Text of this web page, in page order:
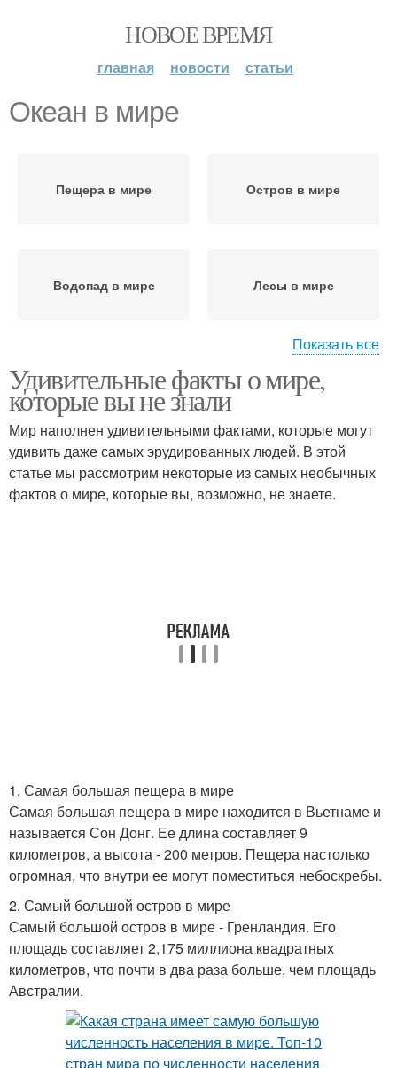
НОВОЕ ВРЕМЯ
главная новости статьи
Океан в мире
Пещера в мире Остров в мире
Водопад в мире Лесы в мире
Большой океан Город в мире
Мост в мире Рейнджер в мире
Ледник в мире Каньон в мире
Озеро в мире
Показать все
Удивительные факты о мире,
которые вы не знали
Мир наполнен удивительными фактами, которые могут
удивить даже самых эрудированных людей. В этой
статье мы рассмотрим некоторые из самых необычных
фактов о мире, которые вы, возможно, не знаете.
1. Самая большая пещера в мире
Самая большая пещера в мире находится в Вьетнаме и
называется Сон Донг. Ее длина составляет 9
километров, а высота - 200 метров. Пещера настолько
огромная, что внутри ее могут поместиться небоскребы.
2. Самый большой остров в мире
Самый большой остров в мире - Гренландия. Его
площадь составляет 2,175 миллиона квадратных
километров, что почти в два раза больше, чем площадь
Австралии.